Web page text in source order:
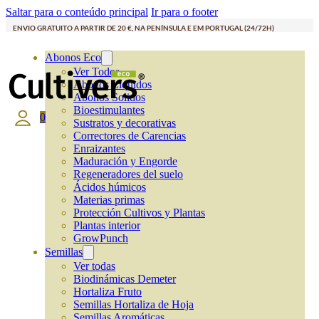
Saltar para o conteúdo principal Ir para o footer
ENVIO GRATUITO A PARTIR DE 20 €, NA PENÍNSULA E EM PORTUGAL (24/72H)
Abonos Eco
Ver Todos
Abonos Líquidos
Abonos Solidos
Bioestimulantes
Sustratos y decorativas
Correctores de Carencias
Enraizantes
Maduración y Engorde
Regeneradores del suelo
Ácidos húmicos
Materias primas
Protección Cultivos y Plantas
Plantas interior
GrowPunch
Semillas
Ver todas
Biodinámicas Demeter
Hortaliza Fruto
Semillas Hortaliza de Hoja
0